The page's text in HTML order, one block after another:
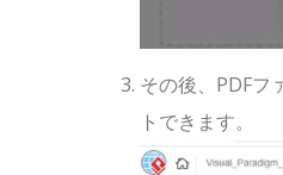
その後、PDFフ
トできます。